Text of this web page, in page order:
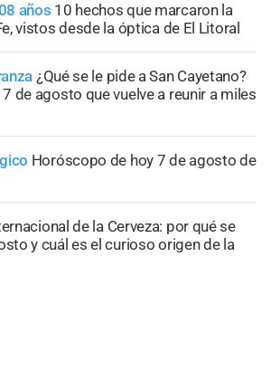
años 10 hechos que marcaron la
vistos desde la óptica de El Litoral
¿Qué se le pide a San Cayetano?
de agosto que vuelve a reunir a miles
Horóscopo de hoy 7 de agosto de
de la Cerveza: por qué se
y cuál es el curioso origen de la